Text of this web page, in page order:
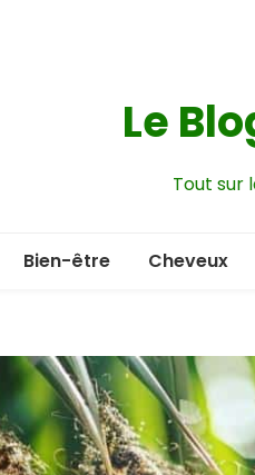
Le
Tout sur
Bien-être Cheveux